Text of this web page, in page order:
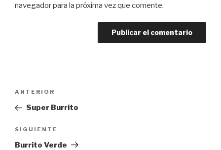
navegador para la próxima vez que comente.
entradas
Entrada
anterior:
ANTERIOR
Super Burrito
Siguiente
entrada
SIGUIENTE
Burrito Verde